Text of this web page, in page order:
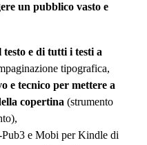
un pubblico vasto e
testo e di tutti i testi a
tipografica,
e tecnico per mettere a
copertina (strumento
e Mobi per Kindle di